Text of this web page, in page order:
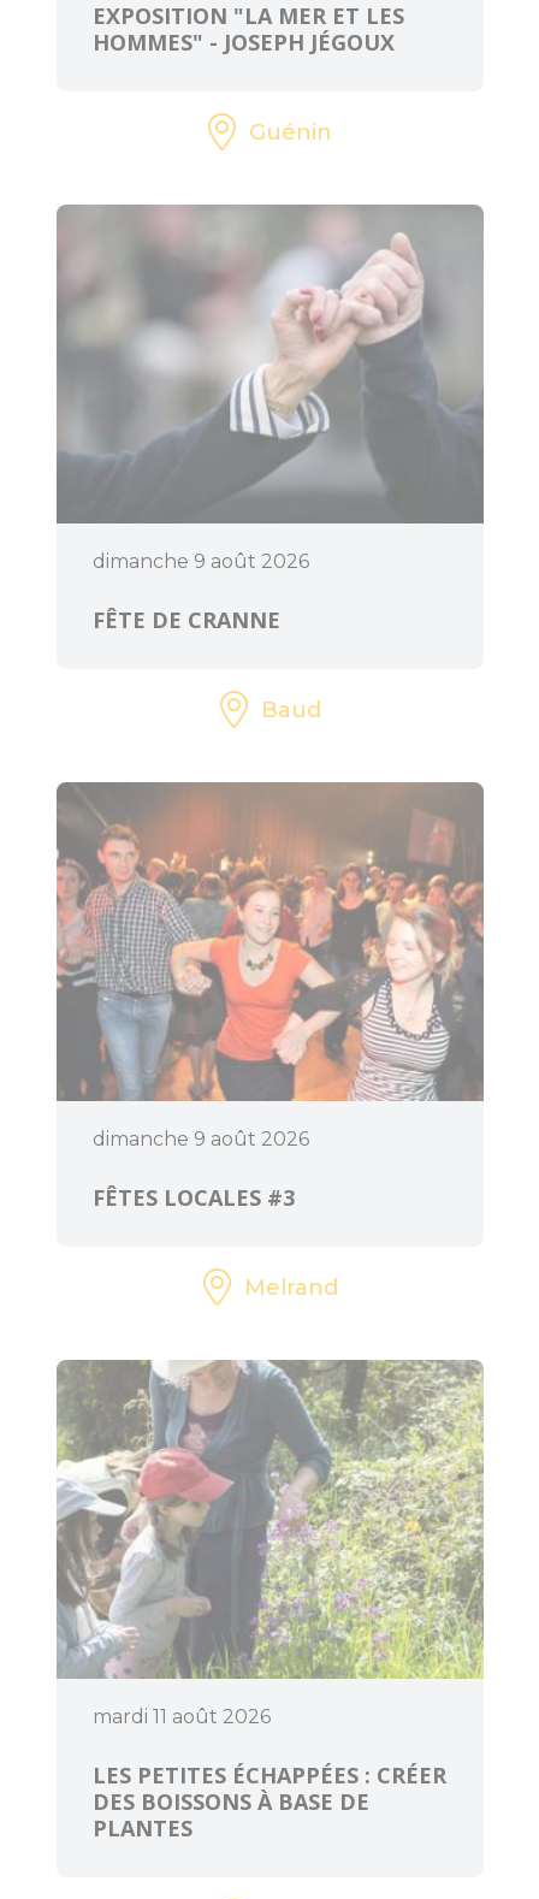
ART ET
Cinéma le Celtic
EXPOSITION "LA MER ET LES
HOMMES" - JOSEPH JÉGOUX
Guénin
dimanche 9 août 2026
FÊTE DE CRANNE
Baud
dimanche 9 août 2026
FÊTES LOCALES #3
Melrand
mardi 11 août 2026
LES PETITES ÉCHAPPÉES : CRÉER
DES BOISSONS À BASE DE
PLANTES